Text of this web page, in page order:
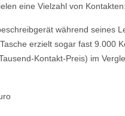
eine Vielzahl von Kontakten:
während seines
erzielt sogar fast 9.000
Kontakt-Preis) im